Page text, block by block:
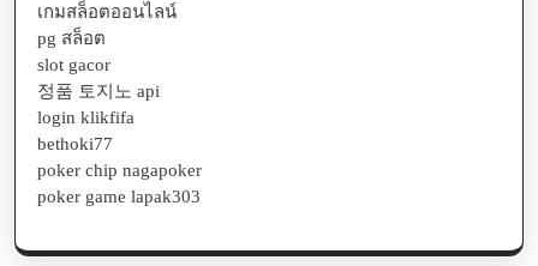
เกมสล็อตออนไลน์
pg สล็อต
slot gacor
정품 토지노 api
login klikfifa
bethoki77
poker chip nagapoker
poker game lapak303